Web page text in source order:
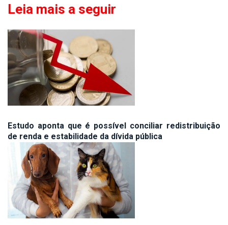
Leia mais a seguir
Estudo aponta que é possível conciliar redistribuição
de renda e estabilidade da dívida pública